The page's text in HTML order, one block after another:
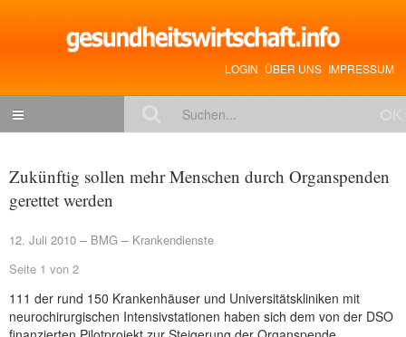
LOGIN ÜBER UNS IMPRESSUM
Gesundheitspolitik
Gesundheit
Zukünftig sollen mehr Menschen durch Organspenden
gerettet werden
12. Juli 2010 BMG
Krankendienste
Seite 1 von 2
111 der rund 150 Krankenhäuser und Universitätskliniken mit
neurochirurgischen Intensivstationen haben sich dem von der DSO